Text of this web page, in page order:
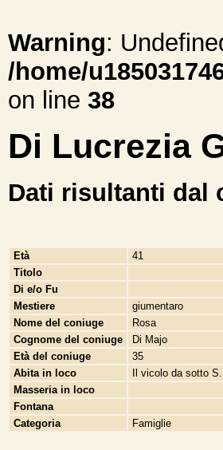
Warning:
/home/
on line 38
Di Lucrezia
Dati risultanti dal
Età
41
Titolo
Di e/o Fu
Mestiere
giumentaro
Nome del coniuge
Rosa
Cognome del coniuge
Di Majo
Età del coniuge
35
Abita in loco
Il vicolo da sotto
Masseria in loco
Fontana
Categoria
Famiglie